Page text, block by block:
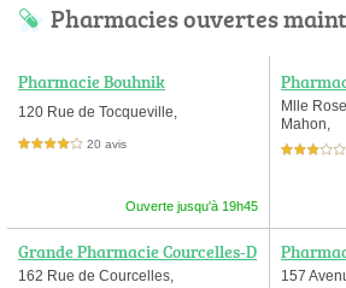
Pharmacies ouvertes
Pharmacie Bouhnik
120 Rue de Tocqueville,
4,0 étoiles sur 5 20 avis
Ouverte jusqu'à 19h45
Mlle
Mahon,
3,0 étoiles sur 5
Grande Pharmacie Courcelles-D
emours
162 Rue de Courcelles, 157